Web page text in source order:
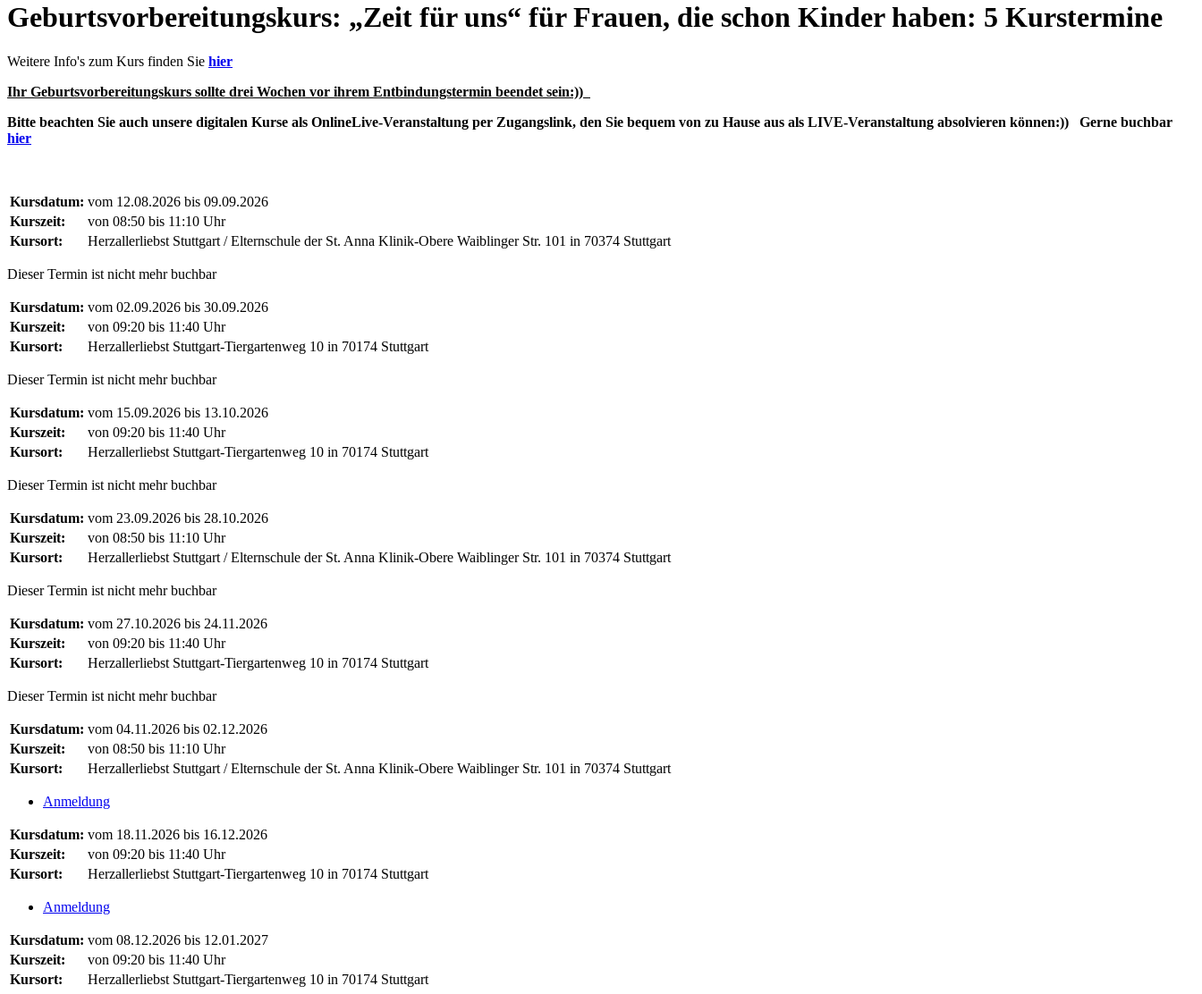
Geburtsvorbereitungskurs: „Zeit für uns“ für Frauen, die schon Kinder haben: 5 Kurstermine
Weitere Info's zum Kurs finden Sie hier
Ihr Geburtsvorbereitungskurs sollte drei Wochen vor ihrem Entbindungstermin beendet sein:))
Bitte beachten Sie auch unsere digitalen Kurse als OnlineLive-Veranstaltung per Zugangslink, den Sie bequem von zu Hause aus als LIVE-Veranstaltung absolvieren können:)) Gerne buchbar
hier
Kursdatum: vom 12.08.2026 bis 09.09.2026
Kurszeit:
von 08:50 bis 11:10 Uhr
Kursort:
Herzallerliebst Stuttgart / Elternschule der St. Anna Klinik-Obere Waiblinger Str. 101 in 70374 Stuttgart
Dieser Termin ist nicht mehr buchbar
Kursdatum: vom 02.09.2026 bis 30.09.2026
Kurszeit:
von 09:20 bis 11:40 Uhr
Kursort:
Herzallerliebst Stuttgart-Tiergartenweg 10 in 70174 Stuttgart
Dieser Termin ist nicht mehr buchbar
Kursdatum: vom 15.09.2026 bis 13.10.2026
Kurszeit:
von 09:20 bis 11:40 Uhr
Kursort:
Herzallerliebst Stuttgart-Tiergartenweg 10 in 70174 Stuttgart
Dieser Termin ist nicht mehr buchbar
Kursdatum: vom 23.09.2026 bis 28.10.2026
Kurszeit:
von 08:50 bis 11:10 Uhr
Kursort:
Herzallerliebst Stuttgart / Elternschule der St. Anna Klinik-Obere Waiblinger Str. 101 in 70374 Stuttgart
Dieser Termin ist nicht mehr buchbar
Kursdatum: vom 27.10.2026 bis 24.11.2026
Kurszeit:
von 09:20 bis 11:40 Uhr
Kursort:
Herzallerliebst Stuttgart-Tiergartenweg 10 in 70174 Stuttgart
Dieser Termin ist nicht mehr buchbar
Kursdatum: vom 04.11.2026 bis 02.12.2026
Kurszeit:
von 08:50 bis 11:10 Uhr
Kursort:
Herzallerliebst Stuttgart / Elternschule der St. Anna Klinik-Obere Waiblinger Str. 101 in 70374 Stuttgart
Anmeldung
Kursdatum: vom 18.11.2026 bis 16.12.2026
Kurszeit:
von 09:20 bis 11:40 Uhr
Kursort:
Herzallerliebst Stuttgart-Tiergartenweg 10 in 70174 Stuttgart
Anmeldung
Kursdatum: vom 08.12.2026 bis 12.01.2027
Kurszeit:
von 09:20 bis 11:40 Uhr
Kursort:
Herzallerliebst Stuttgart-Tiergartenweg 10 in 70174 Stuttgart